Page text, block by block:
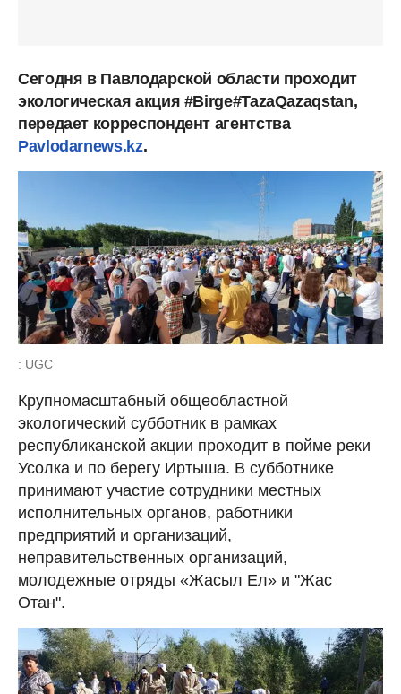
Сегодня в Павлодарской области проходит
экологическая акция #Birge#TazaQazaqstan,
передает корреспондент агентства
Pavlodarnews.kz.
: UGC
Крупномасштабный общеобластной
экологический субботник в рамках
республиканской акции проходит в пойме реки
Усолка и по берегу Иртыша. В субботнике
принимают участие сотрудники местных
исполнительных органов, работники
предприятий и организаций,
неправительственных организаций,
молодежные отряды «Жасыл Ел» и "Жас
Отан".